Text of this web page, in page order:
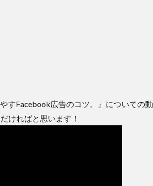
すFacebook広告のコツ。』についての動
ければと思います！